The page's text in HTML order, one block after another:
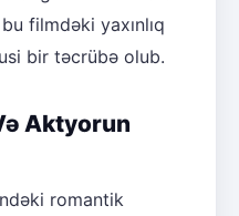
filmdəki yaxınlıq
bir təcrübə olub.
Aktyorun
romantik